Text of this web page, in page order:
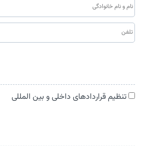
تنظیم قراردادهای داخلی و بین المللی